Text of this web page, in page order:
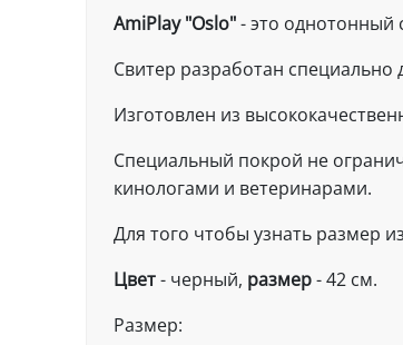
AmiPlay "Oslo"- это однотонный
Свитер разработан
Изготовлен из
Специальный покрой не
кинологами и ветеринарами.
Для того чтобы узнать размер
Цвет- черный, размер- 42 см.
Размер: